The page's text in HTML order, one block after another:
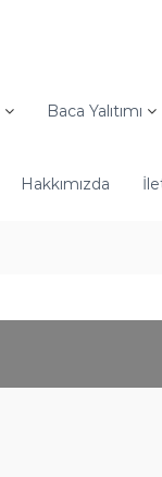
Baca Yalıtımı
Hakkımızda